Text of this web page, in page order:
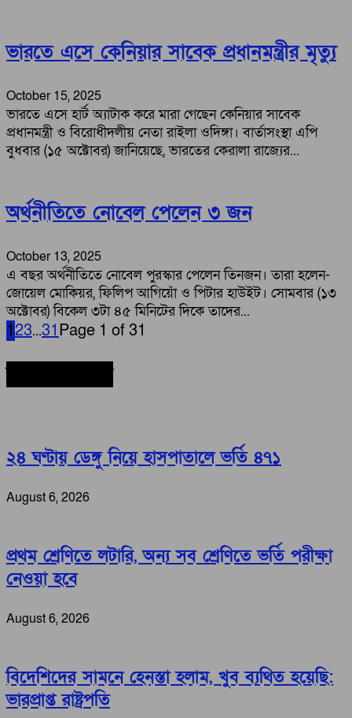
ভারতে এসে কেনিয়ার সাবেক প্রধানমন্ত্রীর মৃত্যু
October 15, 2025
ভারতে এসে হার্ট অ্যাটাক করে মারা গেছেন কেনিয়ার সাবেক
প্রধানমন্ত্রী ও বিরোধীদলীয় নেতা রাইলা ওদিঙ্গা। বার্তাসংস্থা এপি
বুধবার (১৫ অক্টোবর) জানিয়েছে, ভারতের কেরালা রাজ্যের...
অর্থনীতিতে নোবেল পেলেন ৩ জন
October 13, 2025
এ বছর অর্থনীতিতে নোবেল পুরস্কার পেলেন তিনজন। তারা হলেন-
জোয়েল মোকিয়র, ফিলিপ আগিয়োঁ ও পিটার হাউইট। সোমবার (১৩
অক্টোবর) বিকেল ৩টা ৪৫ মিনিটের দিকে তাদের...
123...31Page 1 of 31
২৪ ঘণ্টায় ডেঙ্গু নিয়ে হাসপাতালে ভর্তি ৪৭১
August 6, 2026
প্রথম শ্রেণিতে লটারি, অন্য সব শ্রেণিতে ভর্তি পরীক্ষা
নেওয়া হবে
August 6, 2026
বিদেশিদের সামনে হেনস্তা হলাম, খুব ব্যথিত হয়েছি:
ভারপ্রাপ্ত রাষ্ট্রপতি